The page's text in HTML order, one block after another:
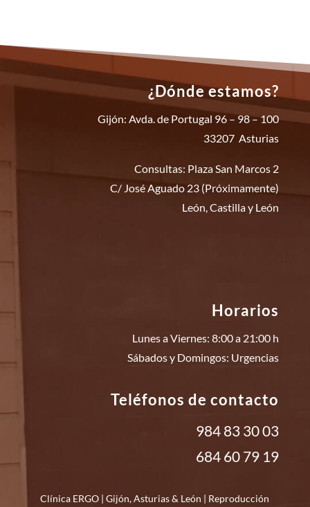
¿Dónde estamos?
Gijón: Avda. de Portugal 96 – 98 – 100
33207 Asturias
Consultas: Plaza San Marcos 2
C/ José Aguado 23 (Próximamente)
León, Castilla y León
Horarios
Lunes a Viernes: 8:00 a 21:00 h
Sábados y Domingos: Urgencias
Teléfonos de contacto
984 83 30 03
684 60 79 19
Clínica ERGO | Gijón,Asturias& León | Reproducción